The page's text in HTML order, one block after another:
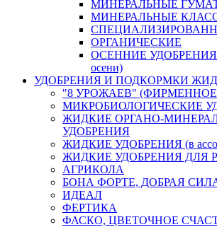
МИНЕРАЛЬНЫЕ
МИНЕРАЛЬНЫЕ
ОРГАНИЧЕСКИЕ
ОСЕННИЕ УДОБРЕНИЯ
осени)
УДОБРЕНИЯ И ПОДКОРМКИ
"8 УРОЖАЕВ"
МИКРОБИОЛОГИЧЕСКИЕ
ЖИДКИЕ ОРГАНО-
УДОБРЕНИЯ
ЖИДКИЕ УДОБРЕНИЯ (в
ЖИДКИЕ УДОБРЕНИЯ ДЛЯ
АГРИКОЛА
БОНА ФОРТЕ, ДОБРАЯ
ИДЕАЛ
ФЕРТИКА
ФАСКО, ЦВЕТОЧНОЕ